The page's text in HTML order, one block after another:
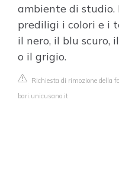
ambiente di studio.
prediligi i colori e i
il nero, il blu scuro,
o il grigio.
Richiesta di rimozione della
bari.unicusano.it